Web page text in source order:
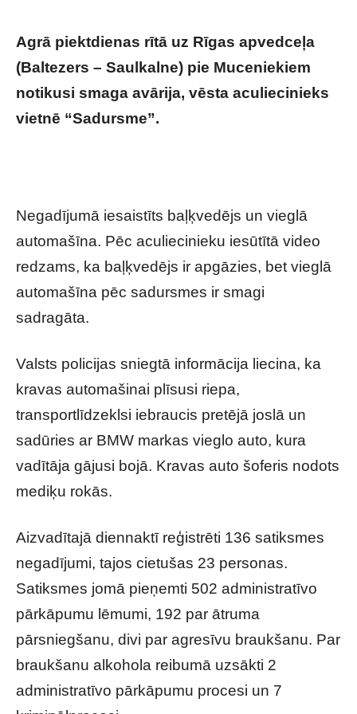
Agrā piektdienas rītā uz Rīgas apvedceļa
(Baltezers – Saulkalne) pie Muceniekiem
notikusi smaga avārija, vēsta aculiecinieks
vietnē “Sadursme”.
Negadījumā iesaistīts baļķvedējs un vieglā
automašīna. Pēc aculiecinieku iesūtītā video
redzams, ka baļķvedējs ir apgāzies, bet vieglā
automašīna pēc sadursmes ir smagi
sadragāta.
Valsts policijas sniegtā informācija liecina, ka
kravas automašinai plīsusi riepa,
transportlīdzeklsi iebraucis pretējā joslā un
sadūries ar BMW markas vieglo auto, kura
vadītāja gājusi bojā. Kravas auto šoferis nodots
mediķu rokās.
Aizvadītajā diennaktī reģistrēti 136 satiksmes
negadījumi, tajos cietušas 23 personas.
Satiksmes jomā pieņemti 502 administratīvo
pārkāpumu lēmumi, 192 par ātruma
pārsniegšanu, divi par agresīvu braukšanu. Par
braukšanu alkohola reibumā uzsākti 2
administratīvo pārkāpumu procesi un 7